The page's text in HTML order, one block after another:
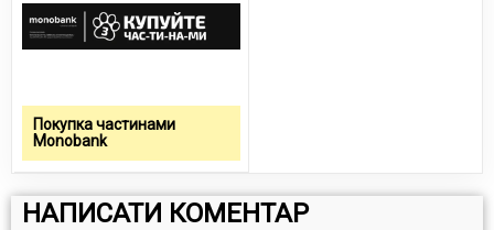
Покупка частинами
Monobank
НАПИСАТИ КОМЕНТАР